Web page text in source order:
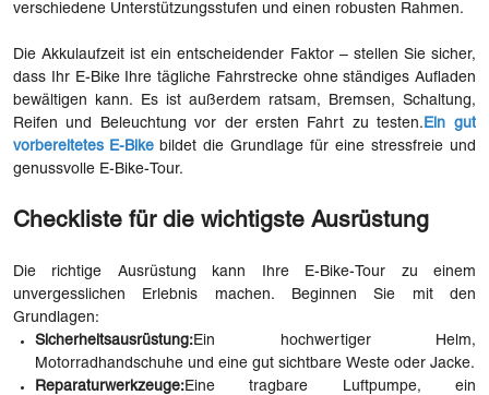
verschiedene Unterstützungsstufen und einen robusten Rahmen.
Die Akkulaufzeit ist ein entscheidender Faktor – stellen Sie sicher,
dass Ihr E-Bike Ihre tägliche Fahrstrecke ohne ständiges Aufladen
bewältigen kann. Es ist außerdem ratsam, Bremsen, Schaltung,
Reifen und Beleuchtung vor der ersten Fahrt zu testen. Ein gut
vorbereitetes E-Bike bildet die Grundlage für eine stressfreie und
genussvolle E-Bike-Tour.
Checkliste für die wichtigste Ausrüstung
Die richtige Ausrüstung kann Ihre E-Bike-Tour zu einem
unvergesslichen Erlebnis machen. Beginnen Sie mit den
Grundlagen:
Sicherheitsausrüstung:Ein hochwertiger Helm,
Motorradhandschuhe und eine gut sichtbare Weste oder Jacke.
Reparaturwerkzeuge:Eine tragbare Luftpumpe, ein